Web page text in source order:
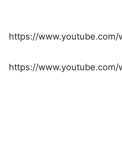
https://www.youtube.com/
https://www.youtube.com/